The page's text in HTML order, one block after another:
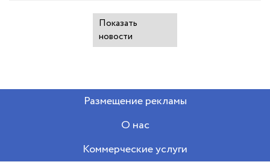
Показать
новости
Размещение рекламы
О нас
Коммерческие услуги